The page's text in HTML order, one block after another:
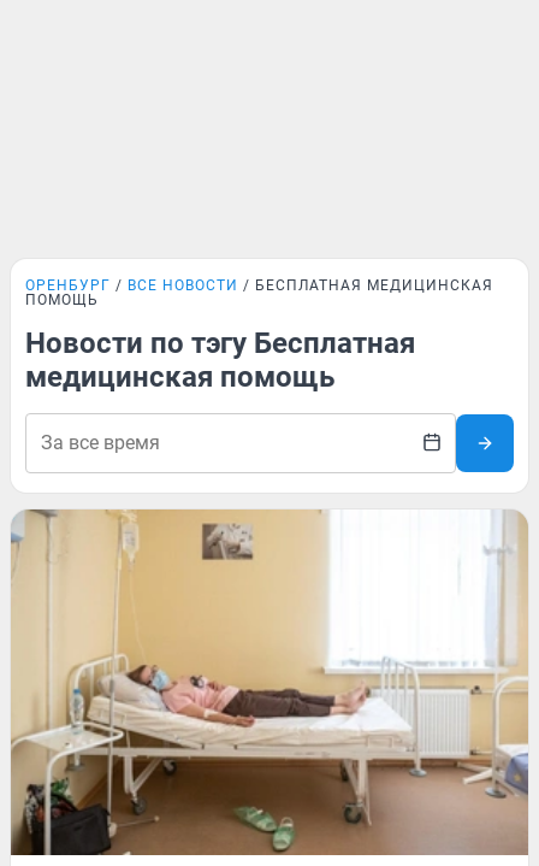
ОРЕНБУРГ ВСЕ НОВОСТИ
БЕСПЛАТНАЯ МЕДИЦИНСКАЯ
ПОМОЩЬ
Новости по тэгу Бесплатная
медицинская помощь